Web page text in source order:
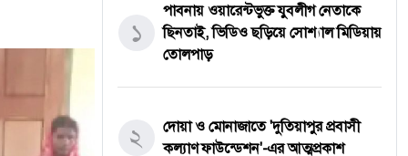
১
পাবনায় ওয়ারেন্টভুক্ত যুবলীগ নেতাকে
ছিনতাই, ভিডিও ছড়িয়ে সোশ্যাল মিডিয়ায়
তোলপাড়
২
দোয়া ও মোনাজাতে 'দুতিয়াপুর প্রবাসী
কল্যাণ ফাউন্ডেশন'-এর আত্মপ্রকাশ